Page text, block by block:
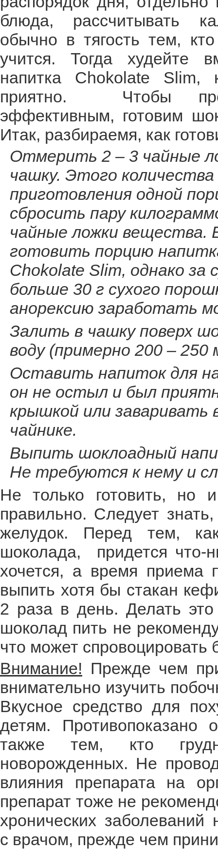
блюда, рассчитывать
обычно в тягость тем,
учится. Тогда худейте
напитка Chokolate Slim,
приятно. Чтобы
эффективным, готовим
Итак, разбираемя, как
Отмерить 2 – 3 чайные
чашку. Этого
приготовления одной
сбросить пару
чайные ложки вещества.
готовить порцию
Chokolate Slim, однако
больше 30 г сухого
анорексию заработать
Залить в чашку поверх
воду (примерно 200 – 250
Оставить напиток для
он не остыл и был
крышкой или
чайнике.
Выпить шоклоадный
Не требуются к нему и
Не только готовить, но
правильно. Следует
желудок. Перед тем,
шоколада, придется что-
хочется, а время приема
выпить хотя бы стакан
2 раза в день. Делать
шоколад пить не
что может спровоцировать
Внимание! Прежде чем
внимательно изучить
Вкусное средство для
детям.
также тем, кто
новорожденных. Не
влияния препарата на
препарат тоже не
хронических заболеваний
с врачом, прежде чем